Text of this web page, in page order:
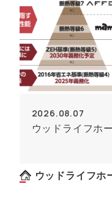
2026.08.07
ウッドライフホ
ウッドライフ